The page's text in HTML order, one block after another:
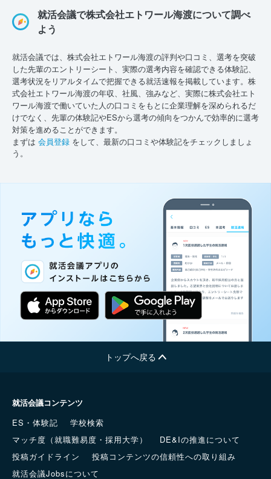
就活会議で株式会社エトワール海渡について調べ
よう
就活会議では、株式会社エトワール海渡の評判や口コミ、選考を突破
した先輩のエントリーシート、実際の選考内容を確認できる体験記、
選考状況をリアルタイムで把握できる就活速報を掲載しています。株
式会社エトワール海渡の年収、社風、強みなど、実際に株式会社エト
ワール海渡で働いていた人の口コミをもとに企業理解を深められるだ
けでなく、先輩の体験記やESから選考の傾向をつかんで効率的に選考
対策を進めることができます。
まずは 会員登録 をして、最新の口コミや体験記をチェックしましょ
う。
トップへ戻る
就活会議コンテンツ
ES・体験記
学校検索
マッチ度（就職難易度・採用大学）
DE&Iの推進について
投稿ガイドライン
投稿コンテンツの信頼性への取り組み
就活会議Jobsについて